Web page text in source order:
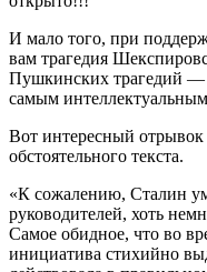
И мало того, при
вам трагедия
Пушкинских трагедий
самым
Вот интересный отрывок
обстоятельного текста.
«К сожалению, Сталин
руководителей, хоть
Самое обидное, что во
инициатива стихийно